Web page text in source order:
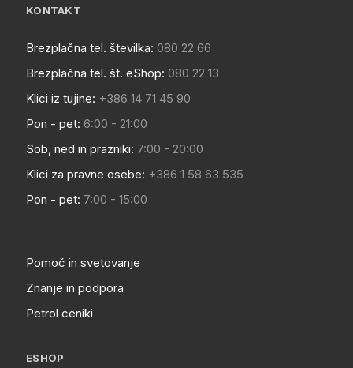
KONTAKT
Brezplačna tel. številka: 080 22 66
Brezplačna tel. št. eShop: 080 22 13
Klici iz tujine: +386 14 71 45 90
Pon - pet: 6:00 - 21:00
Sob, ned in prazniki: 7:00 - 20:00
Klici za pravne osebe: +386 1 58 63 535
Pon - pet: 7:00 - 15:00
Pomoč in svetovanje
Znanje in podpora
Petrol ceniki
ESHOP